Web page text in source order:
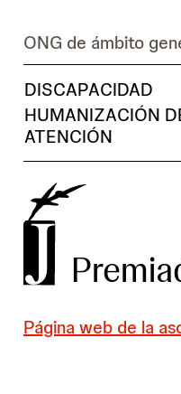
ONG de ámbito
DISCAPACIDAD
HUMANIZACIÓN
ATENCIÓN
Página web de la